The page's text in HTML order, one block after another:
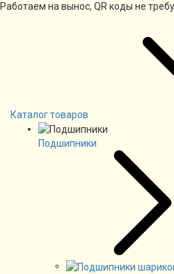
Работаем на вынос, QR коды не
Каталог товаров
Подшипники